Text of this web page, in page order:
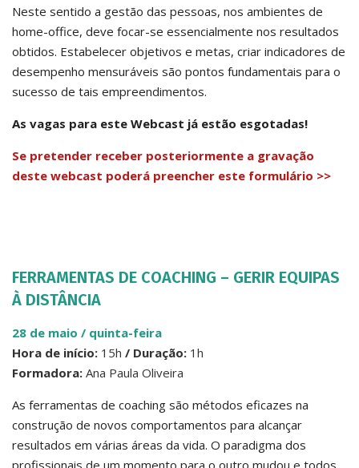
Neste sentido a gestão das pessoas, nos ambientes de
home-office, deve focar-se essencialmente nos resultados
obtidos. Estabelecer objetivos e metas, criar indicadores de
desempenho mensuráveis são pontos fundamentais para o
sucesso de tais empreendimentos.
As vagas para este Webcast já estão esgotadas!
Se pretender receber posteriormente a gravação
deste webcast poderá preencher este formulário >>
FERRAMENTAS DE COACHING – GERIR EQUIPAS
À DISTÂNCIA
28 de maio / quinta-feira
Hora de início: 15h / Duração: 1h
Formadora: Ana Paula Oliveira
As ferramentas de coaching são métodos eficazes na
construção de novos comportamentos para alcançar
resultados em várias áreas da vida. O paradigma dos
profissionais de um momento para o outro mudou e todos